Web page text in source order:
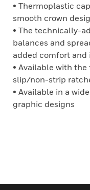
• Thermoplastic
smooth crown
• The technically-
balances and
added comfort
• Available with
slip/non-strip
• Available in a
graphic designs